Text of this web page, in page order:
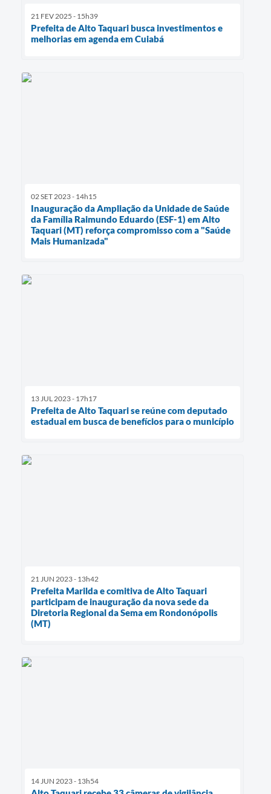
21 FEV 2025 - 15h39
Prefeita de Alto Taquari busca investimentos e
melhorias em agenda em Cuiabá
02 SET 2023 - 14h15
Inauguração da Ampliação da Unidade de Saúde
da Família Raimundo Eduardo (ESF-1) em Alto
Taquari (MT) reforça compromisso com a "Saúde
Mais Humanizada"
13 JUL 2023 - 17h17
Prefeita de Alto Taquari se reúne com deputado
estadual em busca de benefícios para o município
21 JUN 2023 - 13h42
Prefeita Marilda e comitiva de Alto Taquari
participam de inauguração da nova sede da
Diretoria Regional da Sema em Rondonópolis
(MT)
14 JUN 2023 - 13h54